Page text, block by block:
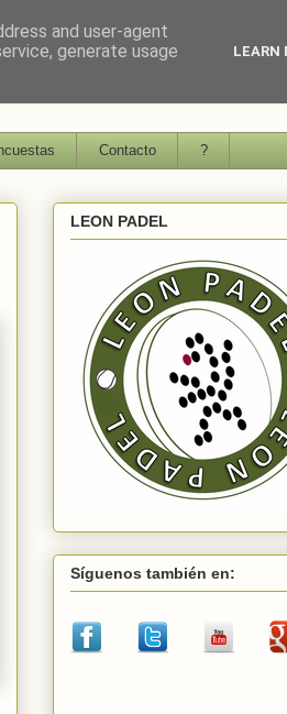
Contacto ?
LEON PADEL
Síguenos también en:
and user-agent
generate usage
LEARN